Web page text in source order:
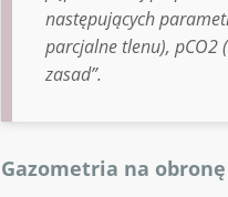
następujących
parcjalne tlenu), pCO2
zasad”.
Gazometria na